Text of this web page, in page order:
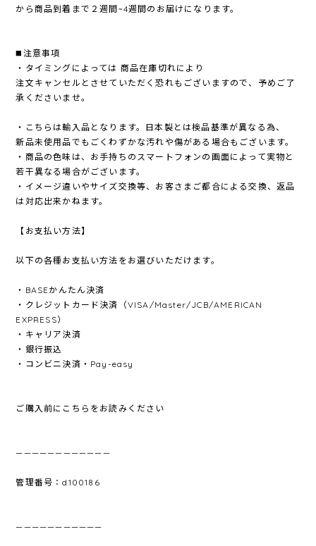
から商品到着まで２週間~4週間のお届けになります。
◼️注意事項
・タイミングによっては 商品在庫切れにより
注文キャンセルとさせていただく恐れもございますので、予めご了
承くださいませ。
・こちらは輸入品となります。日本製とは検品基準が異なる為、
新品未使用品でもごくわずかな汚れや傷がある場合もございます。
・商品の色味は、お手持ちのスマートフォンの画面によって実物と
若干異なる場合がございます。
・イメージ違いやサイズ交換等、お客さまご都合による交換、返品
は対応出来かねます。
【お支払い方法】
以下の各種お支払い方法をお選びいただけます。
・BASEかんたん決済
・クレジットカード決済（VISA/Master/JCB/AMERICAN
EXPRESS）
・キャリア決済
・銀行振込
・コンビニ決済・Pay-easy
ご購入前にこちらをお読みください
————————————
管理番号：d100186
———————————